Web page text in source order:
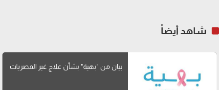
شاهد أيضاً
بيان من "بهية" بشأن علاج غير المصريات